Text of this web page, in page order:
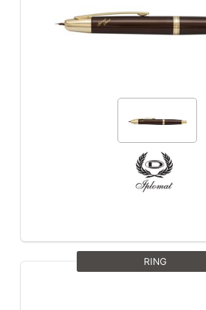
RING